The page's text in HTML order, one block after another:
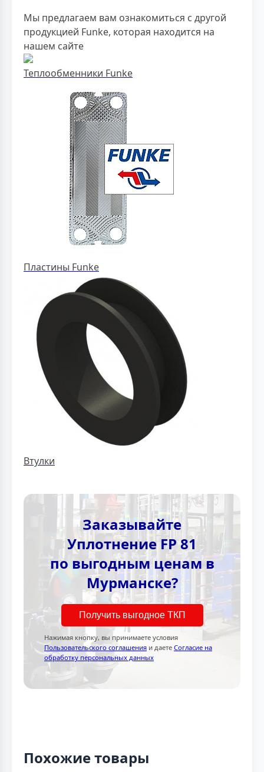
Мы предлагаем вам ознакомиться с другой
продукцией Funke, которая находится на
нашем сайте
Теплообменники Funke
Пластины Funke
Втулки
Заказывайте
Уплотнение FP 81
по выгодным ценам в
Мурманске?
Получить выгодное ТКП
Нажимая кнопку, вы принимаете условия
Пользовательского соглашения и даете Согласие на
обработку персональных данных
Похожие товары